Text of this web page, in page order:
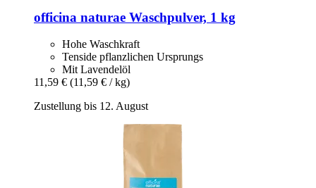
officina naturae Waschpulver, 1 kg
Hohe Waschkraft
Tenside pflanzlichen Ursprungs
Mit Lavendelöl
11,59 € (11,59 € / kg)
Zustellung bis 12. August